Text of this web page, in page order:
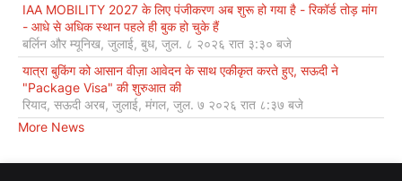
IAA MOBILITY 2027 के लिए पंजीकरण अब शुरू हो गया है - रिकॉर्ड तोड़ मांग
- आधे से अधिक स्थान पहले ही बुक हो चुके हैं
बर्लिन और म्यूनिख, जुलाई, बुध, जुल. ८ २०२६ रात ३:३० बजे
यात्रा बुकिंग को आसान वीज़ा आवेदन के साथ एकीकृत करते हुए, सऊदी ने
"Package Visa" की शुरुआत की
रियाद, सऊदी अरब, जुलाई, मंगल, जुल. ७ २०२६ रात ८:३७ बजे
More News